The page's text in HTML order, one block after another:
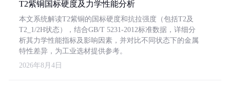
T2紫铜国标硬度及力学性能分析
本文系统解读T2紫铜的国标硬度和抗拉强度（包括T2及
T2_1/2H状态），结合GB/T 5231-2012标准数据，详细分
析其力学性能指标及影响因素，并对比不同状态下的金属
特性差异，为工业选材提供参考。
2026年8月4日